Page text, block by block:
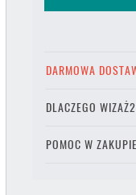
DARMOWA
DLACZEGO
POMOC W ZAKUPIE